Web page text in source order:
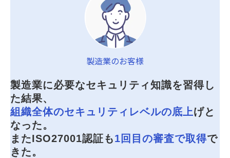
製造業に必要なセキュリティ知識を習得し
た結果、
組織全体のセキュリティレベルの底上げと
なった。
またISO27001認証も1回目の審査で取得で
きた。
製造業のお客様